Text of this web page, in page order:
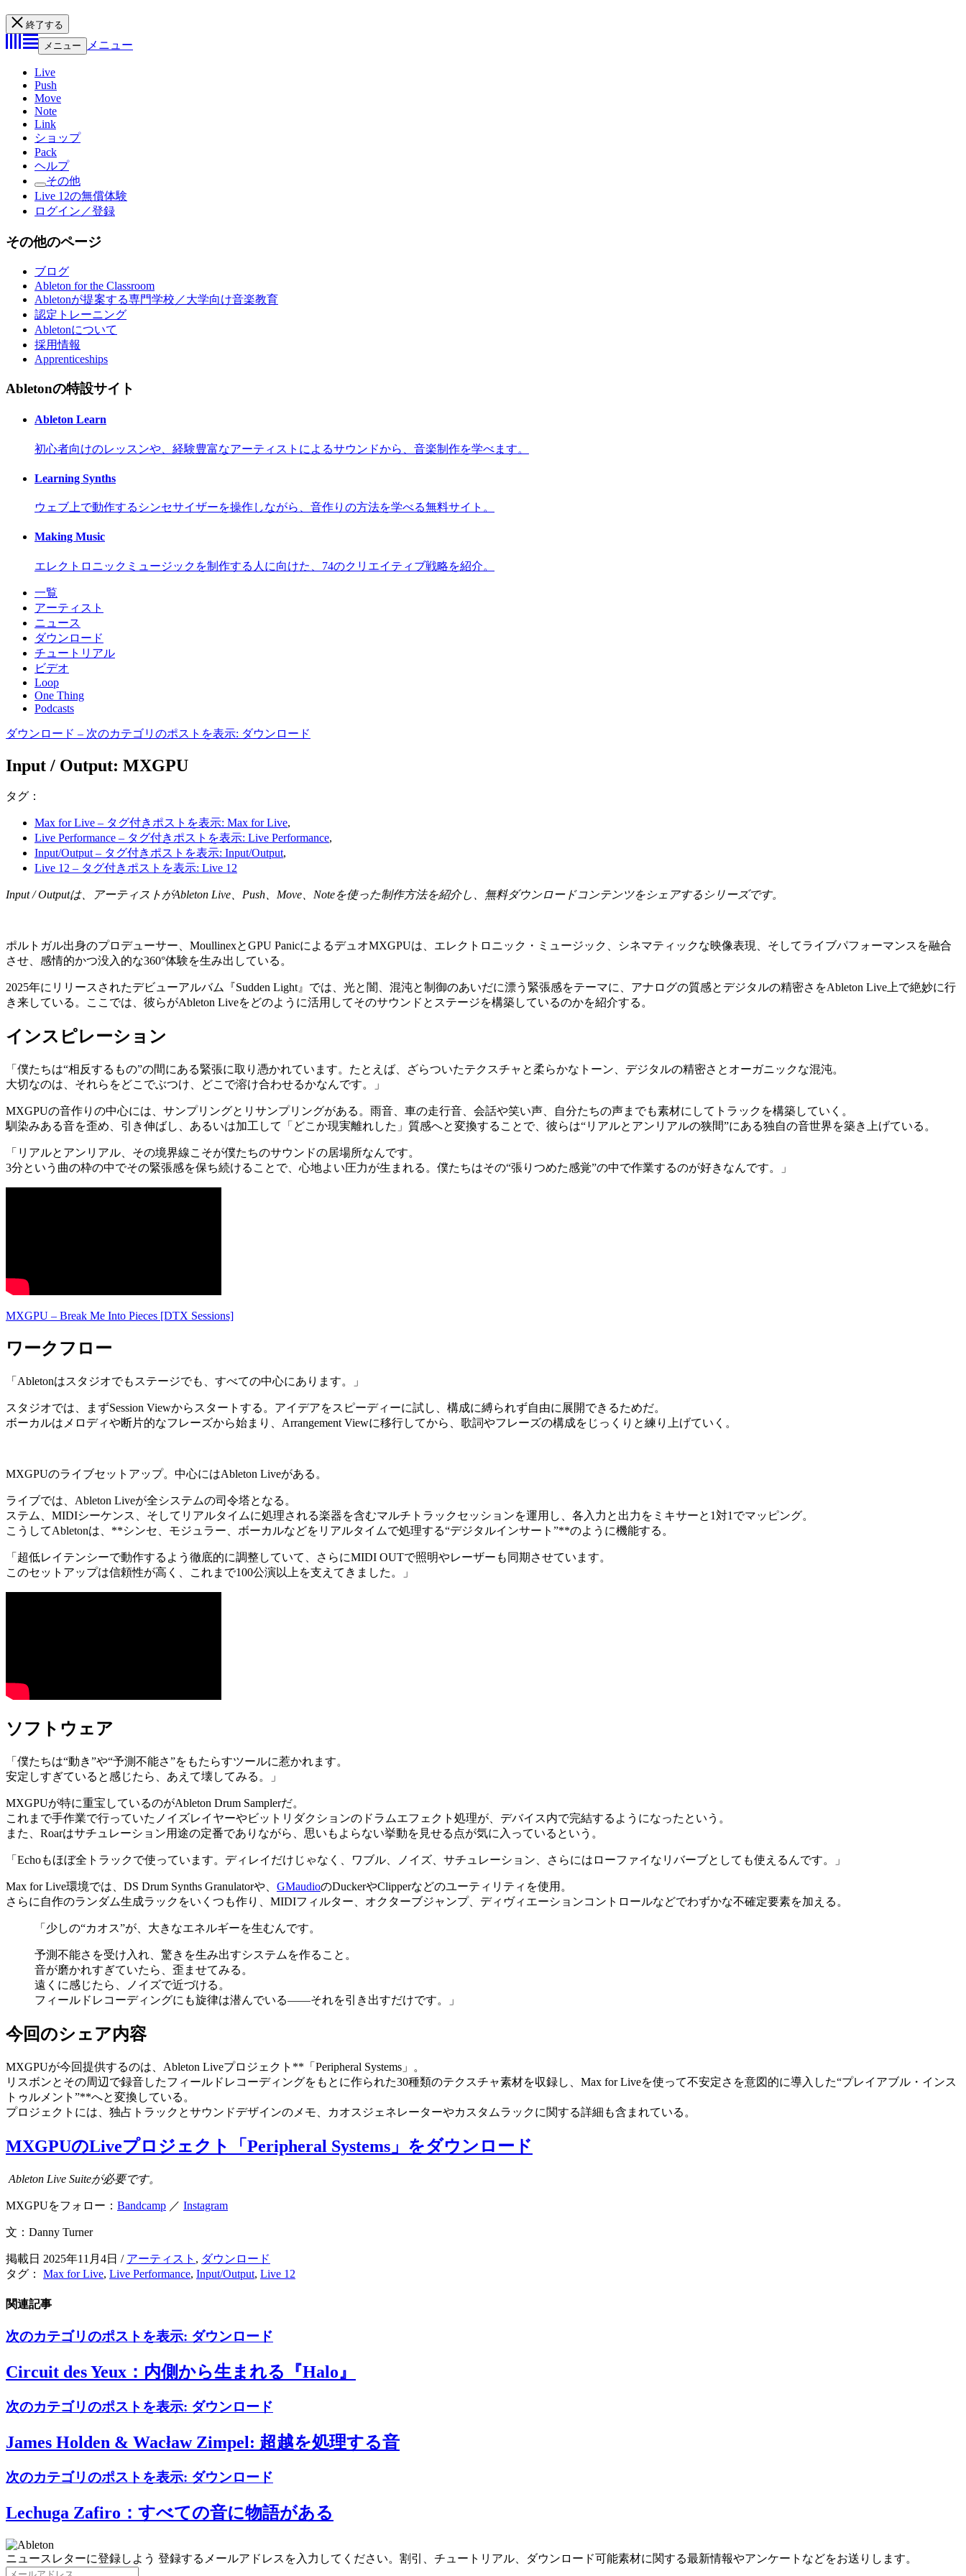
終了する
メニュー
メニュー
Live
Push
Move
Note
Link
ショップ
Pack
ヘルプ
その他
Live 12の無償体験
ログイン／登録
その他のページ
ブログ
Ableton for the Classroom
Abletonが提案する専門学校／大学向け音楽教育
認定トレーニング
Abletonについて
採用情報
Apprenticeships
Abletonの特設サイト
Ableton Learn
初心者向けのレッスンや、経験豊富なアーティストによるサウンドから、音楽制作を学べます。
Learning Synths
ウェブ上で動作するシンセサイザーを操作しながら、音作りの方法を学べる無料サイト。
Making Music
エレクトロニックミュージックを制作する人に向けた、74のクリエイティブ戦略を紹介。
一覧
アーティスト
ニュース
ダウンロード
チュートリアル
ビデオ
Loop
One Thing
Podcasts
ダウンロード – 次のカテゴリのポストを表示: ダウンロード
Input / Output: MXGPU
タグ：
Max for Live – タグ付きポストを表示: Max for Live,
Live Performance – タグ付きポストを表示: Live Performance,
Input/Output– タグ付きポストを表示: Input/Output,
Live 12 – タグ付きポストを表示: Live 12
Input / Outputは、アーティストがAbleton Live、Push、Move、Noteを使った制作方法を紹介し、無料ダウンロードコンテンツをシェアするシリーズです。
ポルトガル出身のプロデューサー、MoullinexとGPU PanicによるデュオMXGPUは、エレクトロニック・ミュージック、シネマティックな映像表現、そしてライブパフォーマンスを融合
させ、感情的かつ没入的な360°体験を生み出している。
2025年にリリースされたデビューアルバム『Sudden Light』では、光と闇、混沌と制御のあいだに漂う緊張感をテーマに、アナログの質感とデジタルの精密さをAbleton Live上で絶妙に行
き来している。ここでは、彼らがAbleton Liveをどのように活用してそのサウンドとステージを構築しているのかを紹介する。
インスピレーション
「僕たちは“相反するもの”の間にある緊張に取り憑かれています。たとえば、ざらついたテクスチャと柔らかなトーン、デジタルの精密さとオーガニックな混沌。
大切なのは、それらをどこでぶつけ、どこで溶け合わせるかなんです。」
MXGPUの音作りの中心には、サンプリングとリサンプリングがある。雨音、車の走行音、会話や笑い声、自分たちの声までも素材にしてトラックを構築していく。
馴染みある音を歪め、引き伸ばし、あるいは加工して「どこか現実離れした」質感へと変換することで、彼らは“リアルとアンリアルの狭間”にある独自の音世界を築き上げている。
「リアルとアンリアル、その境界線こそが僕たちのサウンドの居場所なんです。
3分という曲の枠の中でその緊張感を保ち続けることで、心地よい圧力が生まれる。僕たちはその“張りつめた感覚”の中で作業するのが好きなんです。」
MXGPU – Break Me Into Pieces [DTX Sessions]
ワークフロー
「Abletonはスタジオでもステージでも、すべての中心にあります。」
スタジオでは、まずSession Viewからスタートする。アイデアをスピーディーに試し、構成に縛られず自由に展開できるためだ。
ボーカルはメロディや断片的なフレーズから始まり、Arrangement Viewに移行してから、歌詞やフレーズの構成をじっくりと練り上げていく。
MXGPUのライブセットアップ。中心にはAbleton Liveがある。
ライブでは、Ableton Liveが全システムの司令塔となる。
ステム、MIDIシーケンス、そしてリアルタイムに処理される楽器を含むマルチトラックセッションを運用し、各入力と出力をミキサーと1対1でマッピング。
こうしてAbletonは、**シンセ、モジュラー、ボーカルなどをリアルタイムで処理する“デジタルインサート”**のように機能する。
「超低レイテンシーで動作するよう徹底的に調整していて、さらにMIDI OUTで照明やレーザーも同期させています。
このセットアップは信頼性が高く、これまで100公演以上を支えてきました。」
ソフトウェア
「僕たちは“動き”や“予測不能さ”をもたらすツールに惹かれます。
安定しすぎていると感じたら、あえて壊してみる。」
MXGPUが特に重宝しているのがAbleton Drum Samplerだ。
これまで手作業で行っていたノイズレイヤーやビットリダクションのドラムエフェクト処理が、デバイス内で完結するようになったという。
また、Roarはサチュレーション用途の定番でありながら、思いもよらない挙動を見せる点が気に入っているという。
「Echoもほぼ全トラックで使っています。ディレイだけじゃなく、ワブル、ノイズ、サチュレーション、さらにはローファイなリバーブとしても使えるんです。」
Max for Live環境では、DS Drum Synths Granulatorや、 GMaudioのDuckerやClipperなどのユーティリティを使用。
さらに自作のランダム生成ラックをいくつも作り、MIDIフィルター、オクターブジャンプ、ディヴィエーションコントロールなどでわずかな不確定要素を加える。
「少しの“カオス”が、大きなエネルギーを生むんです。
予測不能さを受け入れ、驚きを生み出すシステムを作ること。
音が磨かれすぎていたら、歪ませてみる。
遠くに感じたら、ノイズで近づける。
フィールドレコーディングにも旋律は潜んでいる——それを引き出すだけです。」
今回のシェア内容
MXGPUが今回提供するのは、Ableton Liveプロジェクト**「Peripheral Systems」。
リスボンとその周辺で録音したフィールドレコーディングをもとに作られた30種類のテクスチャ素材を収録し、Max for Liveを使って不安定さを意図的に導入した“プレイアブル・インス
トゥルメント”**へと変換している。
プロジェクトには、独占トラックとサウンドデザインのメモ、カオスジェネレーターやカスタムラックに関する詳細も含まれている。
MXGPUのLiveプロジェクト「Peripheral Systems」をダウンロード
Ableton Live Suiteが必要です。
MXGPUをフォロー： Bandcamp ／ Instagram
文：Danny Turner
掲載日 2025年11月4日 / アーティスト , ダウンロード
タグ： Max for Live, Live Performance, Input/Output, Live 12
関連記事
次のカテゴリのポストを表示: ダウンロード
Circuit des Yeux：内側から生まれる『Halo』
次のカテゴリのポストを表示: ダウンロード
James Holden & Wacław Zimpel: 超越を処理する音
次のカテゴリのポストを表示: ダウンロード
Lechuga Zafiro：すべての音に物語がある
ニュースレターに登録しよう 登録するメールアドレスを入力してください。割引、チュートリアル、ダウンロード可能素材に関する最新情報やアンケートなどをお送りします。